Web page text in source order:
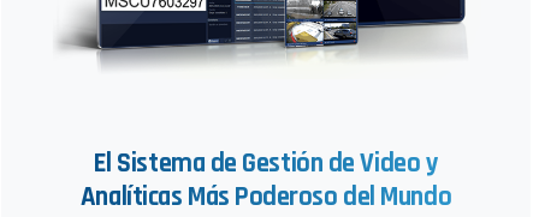
El Sistema de Gestión de Video y
Analíticas Más Poderoso del Mundo